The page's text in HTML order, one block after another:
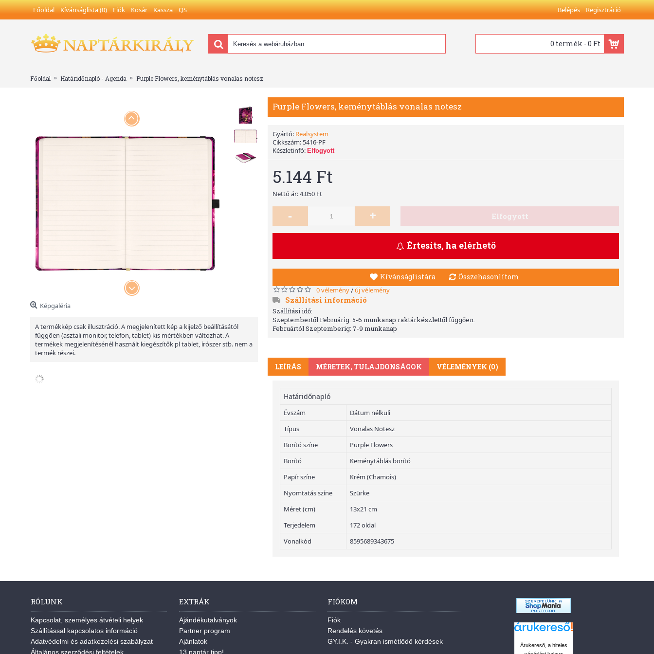
Főoldal Kívánságlista (0) Fiók Kosár Kassza QS Belépés Regisztráció
0 termék - 0 Ft
Főoldal Határidőnapló - Agenda Purple Flowers, keménytáblás vonalas notesz
Képgaléria
A termékkép csak illusztráció. A megjelenített kép a kijelző beállításától
függően (asztali monitor, telefon, tablet) kis mértékben változhat. A
termékek megjelenítésénél használt kiegészítők pl tablet, írószer stb. nem a
termék részei.
Purple Flowers, keménytáblás vonalas notesz
Gyártó: Realsystem
Cikkszám: 5416-PF
Készletinfó: Elfogyott
5.144 Ft
Nettó ár: 4.050 Ft
- + Elfogyott
Értesíts, ha elérhető
Kívánságlistára Összehasonlítom
0 vélemény/ új vélemény
Szállítási információ
Szállítási idő:
Szeptembertől Februárig: 5-6 munkanap raktárkészlettől függően.
Februártól Szeptemberig: 7-9 munkanap
LEÍRÁS MÉRETEK, TULAJDONSÁGOK VÉLEMÉNYEK (0)
Határidőnapló
Évszám
Dátum nélküli
Típus
Vonalas Notesz
Borító színe
Purple Flowers
Borító
Keménytáblás borító
Papír színe
Krém (Chamois)
Nyomtatás színe
Szürke
Méret (cm)
13x21 cm
Terjedelem
172 oldal
Vonalkód
8595689343675
RÓLUNK
Kapcsolat, személyes átvételi helyek
Szállítással kapcsolatos információ
Adatvédelmi és adatkezelési szabályzat
Általános szerződési feltételek
EXTRÁK
Ajándékutalványok
Partner program
Ajánlatok
13 naptár tipp!
FIÓKOM
Fiók
Rendelés követés
GY.I.K. - Gyakran ismétlődő kérdések
Árukereső, a hiteles